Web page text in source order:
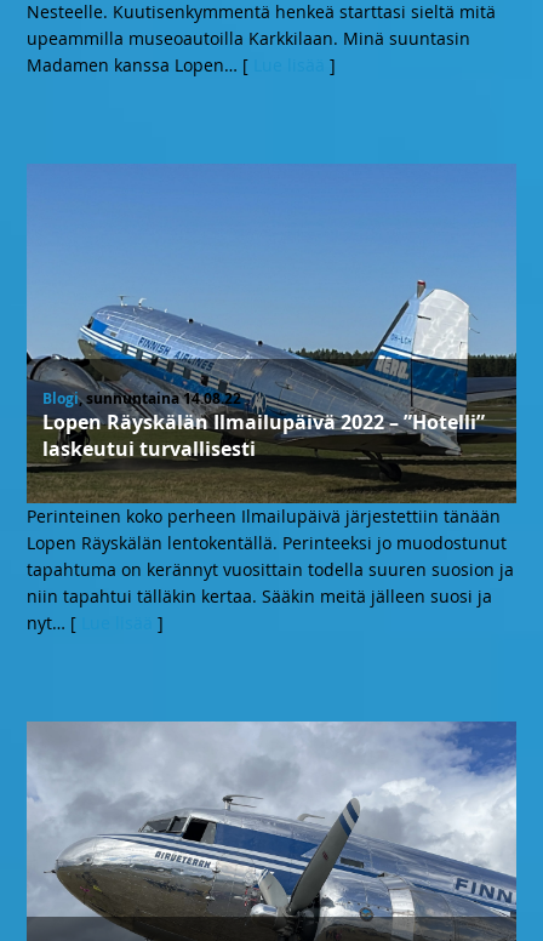
Nesteelle. Kuutisenkymmentä henkeä starttasi sieltä mitä
upeammilla museoautoilla Karkkilaan. Minä suuntasin
Madamen kanssa Lopen… [ ]
Blogi, sunnuntaina 14.08.22
Lopen Räyskälän Ilmailupäivä 2022 – ”Hotelli”
laskeutui turvallisesti
Perinteinen koko perheen Ilmailupäivä järjestettiin tänään
Lopen Räyskälän lentokentällä. Perinteeksi jo muodostunut
tapahtuma on kerännyt vuosittain todella suuren suosion ja
niin tapahtui tälläkin kertaa. Sääkin meitä jälleen suosi ja
nyt… [ ]